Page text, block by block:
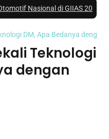
di GIIAS 2026, Bahas
DM, Apa Bedanya dengan
Teknologi
dengan